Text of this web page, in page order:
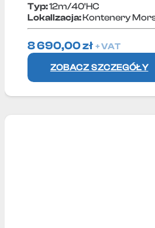
Typ:12m/40'HC
Lokallzacja:Kontenery
8 690,00zł + VAT
ZOBACZ SZCZEGÓŁY